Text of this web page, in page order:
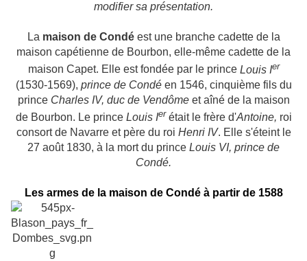
modifier sa présentation.
La maison de Condéest une branche cadette de la
maison capétienne de Bourbon, elle-même cadette de la
maison Capet. Elle est fondée par le prince Louis Ier
(1530-1569), prince de Condéen 1546, cinquième fils du
prince Charles IV, duc de Vendômeet aîné de la maison
de Bourbon. Le prince Louis Ierétait le frère d'Antoine, roi
consort de Navarre et père du roi Henri IV. Elle s'éteint le
27 août 1830, à la mort du prince Louis VI, prince de
Condé.
Les armes de la maison de Condé à partir de 1588